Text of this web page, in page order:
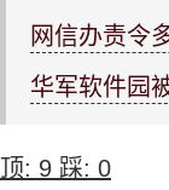
网信办责令
华军软件园
顶: 9 踩: 0